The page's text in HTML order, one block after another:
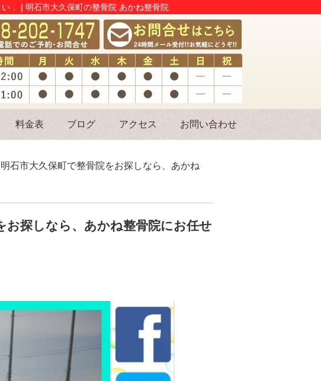
． | 明石市大久保町の整骨院 あかね整骨院
料金表 ブログ アクセス お問い合わせ
石市大久保町で整骨院をお探しなら、あかね
お探しなら、あかね整骨院にお任せ